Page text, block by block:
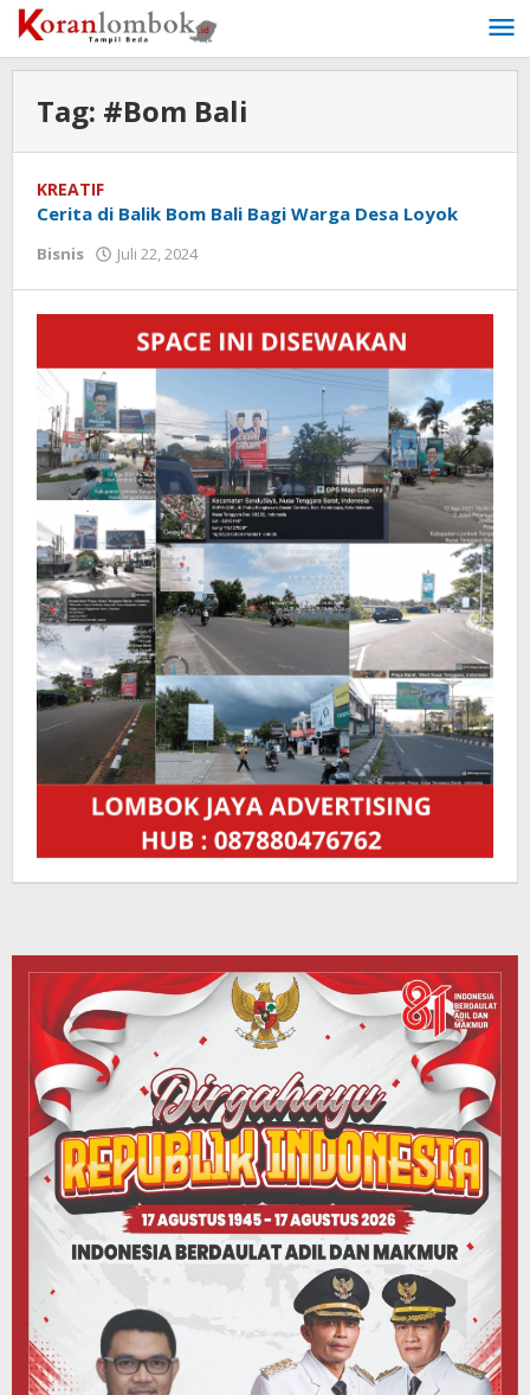
Lewati
ke
konten
Tag: #Bom Bali
KREATIF
Cerita di Balik Bom Bali Bagi Warga Desa Loyok
Bisnis Juli 22, 2024